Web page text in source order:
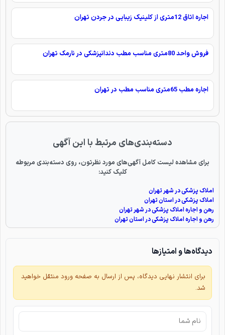
اجاره اتاق 12متری از کلینیک زیبایی در جردن تهران
فروش واحد 80متری مناسب مطب دندانپزشکی در نارمک تهران
اجاره مطب 65متری مناسب مطب در تهران
دسته‌بندی‌های مرتبط با این آگهی
برای مشاهده لیست کامل آگهی‌های مورد نظرتون، روی دسته‌بندی مربوطه
کلیک کنید:
املاک پزشکی در شهر تهران
املاک پزشکی در استان تهران
رهن و اجاره املاک پزشکی در شهر تهران
رهن و اجاره املاک پزشکی در استان تهران
دیدگاه‌ها و امتیازها
برای انتشار نهایی دیدگاه، پس از ارسال به صفحه ورود منتقل خواهید
شد.